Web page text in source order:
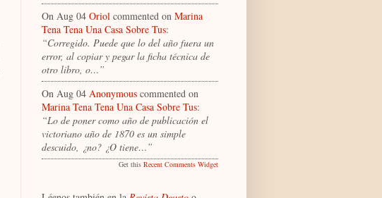
On Aug 04 Oriol commented on Marina
Tena Tena Una Casa Sobre Tus:
“Corregido. Puede que lo del año fuera un
error, al copiar y pegar la ficha técnica de
otro libro, o…”
On Aug 04 Anonymous commented on
Marina Tena Tena Una Casa Sobre Tus:
“Lo de poner como año de publicación el
victoriano año de 1870 es un simple
descuido, ¿no? ¿O tiene…”
Get this Recent Comments Widget